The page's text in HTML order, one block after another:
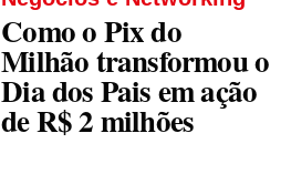
Como o Pix do
Milhão transformou o
Dia dos Pais em ação
de R$ 2 milhões